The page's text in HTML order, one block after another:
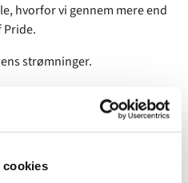
cookies
hvorfor vi gennem mere end
Pride.
strømninger.
Samtidig bliver det først